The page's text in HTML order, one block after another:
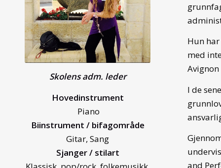
Skolens adm. leder
Hovedinstrument
Piano
Biinstrument / bifagområde
Gitar, Sang
Sjanger / stilart
Hun
med
I de
and